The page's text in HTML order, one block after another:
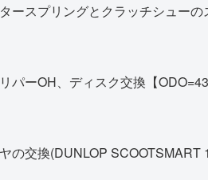
ースプリングとクラッチシュー
パーOH、ディスク交換【
の交換(DUNLOP SCOOTSMART